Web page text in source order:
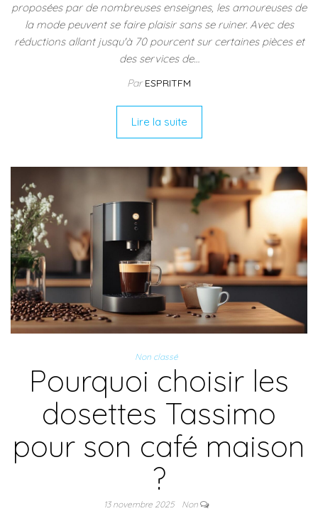
proposées par de nombreuses enseignes, les amoureuses de
la mode peuvent se faire plaisir sans se ruiner. Avec des
réductions allant jusqu'à 70 pourcent sur certaines pièces et
des services de…
ParESPRITFM
Lire la suite
Non classé
Pourquoi choisir les
dosettes Tassimo
pour son café maison
?
13 novembre 2025 Non